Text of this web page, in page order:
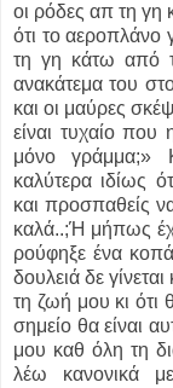
οι ρόδες απ τη γη
ότι το αεροπλάνο
τη γη κάτω από
ανακάτεμα του
και οι μαύρες
είναι τυχαίο
μόνο γράμμα;»
καλύτερα ιδίως
και προσπαθείς
καλά..;Ή μήπως
ρούφηξε ένα
δουλειά δε
τη ζωή μου κι ότι
σημείο θα είναι
μου καθ όλη τη
λέω κανονικά